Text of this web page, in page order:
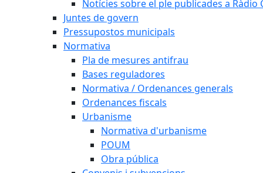
Notícies sobre el ple publicades a Ràdio
Juntes de govern
Pressupostos municipals
Normativa
Pla de mesures antifrau
Bases reguladores
Normativa / Ordenances generals
Ordenances fiscals
Urbanisme
Normativa d'urbanisme
POUM
Obra pública